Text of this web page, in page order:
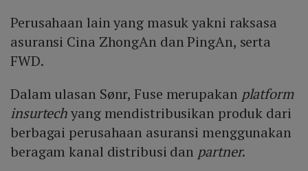
Perusahaan lain yang masuk yakni raksasa
asuransi Cina ZhongAn dan PingAn, serta
FWD.
Dalam ulasan Sønr, Fuse merupakan platform
insurtechyang mendistribusikan produk dari
berbagai perusahaan asuransi menggunakan
beragam kanal distribusi dan partner.